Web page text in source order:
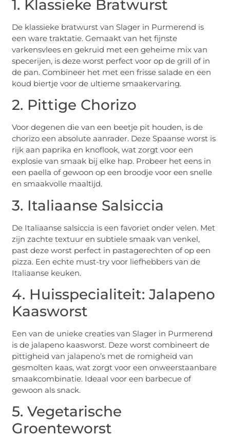
1. Klassieke Bratwurst
De klassieke bratwurst van Slager in Purmerend is
een ware traktatie. Gemaakt van het fijnste
varkensvlees en gekruid met een geheime mix van
specerijen, is deze worst perfect voor op de grill of in
de pan. Combineer het met een frisse salade en een
koud biertje voor de ultieme smaakervaring.
2. Pittige Chorizo
Voor degenen die van een beetje pit houden, is de
chorizo een absolute aanrader. Deze Spaanse worst is
rijk aan paprika en knoflook, wat zorgt voor een
explosie van smaak bij elke hap. Probeer het eens in
een paella of gewoon op een broodje voor een snelle
en smaakvolle maaltijd.
3. Italiaanse Salsiccia
De Italiaanse salsiccia is een favoriet onder velen. Met
zijn zachte textuur en subtiele smaak van venkel,
past deze worst perfect in pastagerechten of op een
pizza. Een echte must-try voor liefhebbers van de
Italiaanse keuken.
4. Huisspecialiteit: Jalapeno
Kaasworst
Een van de unieke creaties van Slager in Purmerend
is de jalapeno kaasworst. Deze worst combineert de
pittigheid van jalapeno’s met de romigheid van
gesmolten kaas, wat zorgt voor een onweerstaanbare
smaakcombinatie. Ideaal voor een barbecue of
gewoon als snack.
5. Vegetarische
Groenteworst